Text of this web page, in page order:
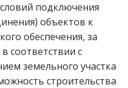
подключения
объектов к
обеспечения, за
соответствии с
земельного участка
строительства